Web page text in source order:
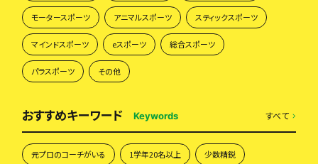
モータースポーツ アニマルスポーツ スティックスポーツ
マインドスポーツ eスポーツ 総合スポーツ
パラスポーツ その他
おすすめキーワード Keywords すべて
元プロのコーチがいる 1学年20名以上 少数精鋭